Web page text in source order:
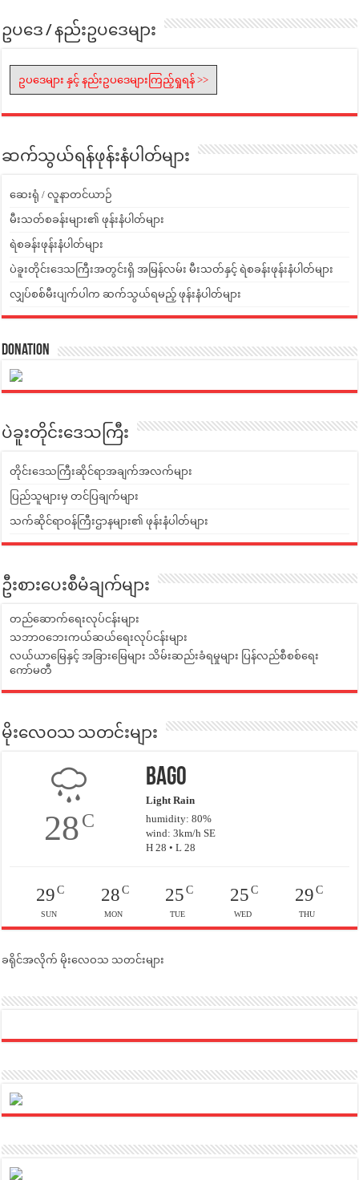
ဥပဒေ / နည်းဥပဒေများ
ဥပဒေများ နှင့် နည်းဥပဒေများကြည့်ရှုရန် >>
ဆက်သွယ်ရန်ဖုန်းနံပါတ်များ
ဆေးရုံ / လူနာတင်ယာဉ်
မီးသတ်စခန်းများ၏ ဖုန်းနံပါတ်များ
ရဲစခန်းဖုန်းနံပါတ်များ
ပဲခူးတိုင်းဒေသကြီးအတွင်းရှိ အမြန်လမ်း မီးသတ်နှင့် ရဲစခန်းဖုန်းနံပါတ်များ
လျှပ်စစ်မီးပျက်ပါက ဆက်သွယ်ရမည့် ဖုန်းနံပါတ်များ
Donation
ပဲခူးတိုင်းဒေသကြီး
တိုင်းဒေသကြီးဆိုင်ရာအချက်အလက်များ
ပြည်သူများမှ တင်ပြချက်များ
သက်ဆိုင်ရာဝန်ကြီးဌာနများ၏ ဖုန်းနံပါတ်များ
ဦးစားပေးစီမံချက်များ
တည်ဆောက်ရေးလုပ်ငန်းများ
သဘာဝဘေးကယ်ဆယ်ရေးလုပ်ငန်းများ
လယ်ယာမြေနှင့် အခြားမြေများ သိမ်းဆည်းခံရမှုများ ပြန်လည်စီစစ်ရေး
ကော်မတီ
မိုးလေဝသ သတင်းများ
28C
Bago
Light Rain
humidity: 80%
wind: 3km/h SE
H 28 • L 28
29C
SUN
28C
MON
25 C
TUE
25C
WED
29C
THU
ခရိုင်အလိုက် မိုးလေဝသ သတင်းများ